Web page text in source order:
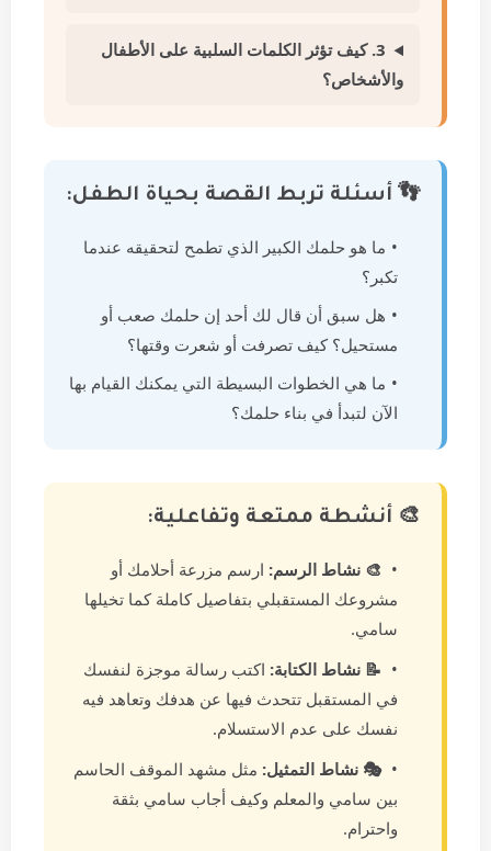
3. كيف تؤثر الكلمات السلبية على الأطفال
والأشخاص؟
👣 أسئلة تربط القصة بحياة الطفل:
ما هو حلمك الكبير الذي تطمح لتحقيقه عندما
تكبر؟
هل سبق أن قال لك أحد إن حلمك صعب أو
مستحيل؟ كيف تصرفت أو شعرت وقتها؟
ما هي الخطوات البسيطة التي يمكنك القيام بها
الآن لتبدأ في بناء حلمك؟
🎨 أنشطة ممتعة وتفاعلية:
🎨 نشاط الرسم: ارسم مزرعة أحلامك أو
مشروعك المستقبلي بتفاصيل كاملة كما تخيلها
سامي.
📝 نشاط الكتابة: اكتب رسالة موجزة لنفسك
في المستقبل تتحدث فيها عن هدفك وتعاهد فيه
نفسك على عدم الاستسلام.
🎭 نشاط التمثيل: مثل مشهد الموقف الحاسم
بين سامي والمعلم وكيف أجاب سامي بثقة
واحترام.